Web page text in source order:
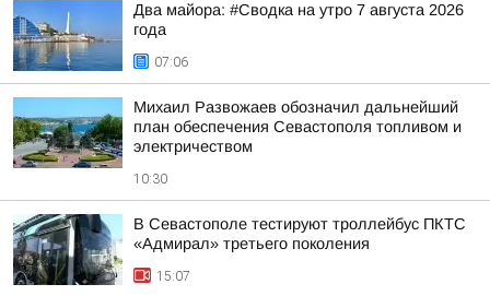
Два майора: #Сводка на утро 7 августа 2026
года
07:06
Михаил Развожаев обозначил дальнейший
план обеспечения Севастополя топливом и
электричеством
10:30
В Севастополе тестируют троллейбус ПКТС
«Адмирал» третьего поколения
15:07